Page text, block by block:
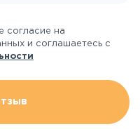
согласие на
и соглашаетесь с